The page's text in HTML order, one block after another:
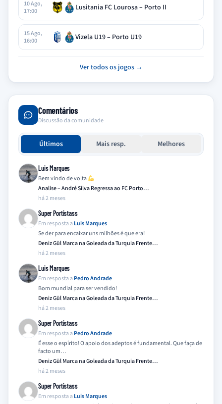
10 Ago,
17:00
Lusitania FC Lourosa – Porto II
15 Ago,
16:00
Vizela U19 – Porto U19
Ver todos os jogos →
Comentários
Discussão da comunidade
Últimos Mais resp. Melhores
Luis Marques
Bem vindo de volta
Analise – André Silva Regressa ao FC Porto…
há 2 meses
Super Portistass
Em resposta a Luis Marques
Se der para encaixar uns milhões é que era!
Deniz Gül Marca na Goleada da Turquia Frente…
há 2 meses
Luis Marques
Em resposta a Pedro Andrade
Bom mundial para ser vendido!
Deniz Gül Marca na Goleada da Turquia Frente…
há 2 meses
Super Portistass
Em resposta a Pedro Andrade
É esse o espírito! O apoio dos adeptos é fundamental. Que faça de
facto um…
Deniz Gül Marca na Goleada da Turquia Frente…
há 2 meses
Super Portistass
Em resposta a Luis Marques